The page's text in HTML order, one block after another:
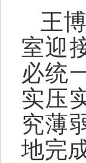
王博
室迎
必统
实压
究薄
地完